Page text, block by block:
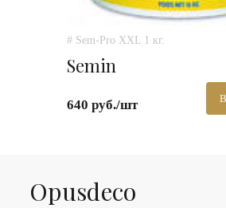
# Sem-Pro XXL 1 кг.
Semin
640 руб./шт
Оpusdeco